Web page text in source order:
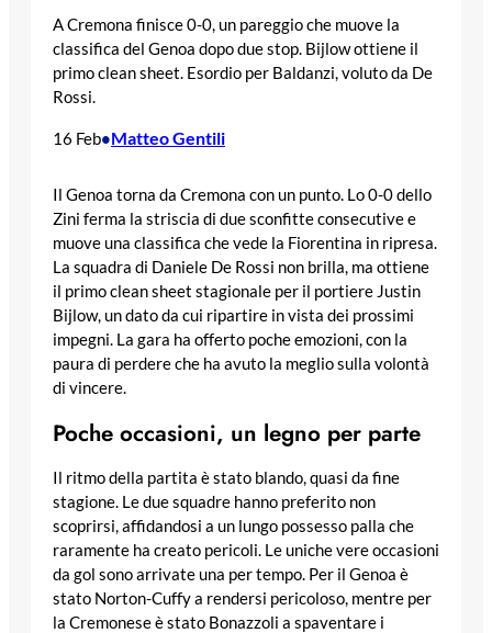
A Cremona finisce 0-0, un pareggio che muove la
classifica del Genoa dopo due stop. Bijlow ottiene il
primo clean sheet. Esordio per Baldanzi, voluto da De
Rossi.
16 Feb•Matteo Gentili
Il Genoa torna da Cremona con un punto. Lo 0-0 dello
Zini ferma la striscia di due sconfitte consecutive e
muove una classifica che vede la Fiorentina in ripresa.
La squadra di Daniele De Rossi non brilla, ma ottiene
il primo clean sheet stagionale per il portiere Justin
Bijlow, un dato da cui ripartire in vista dei prossimi
impegni. La gara ha offerto poche emozioni, con la
paura di perdere che ha avuto la meglio sulla volontà
di vincere.
Poche occasioni, un legno per parte
Il ritmo della partita è stato blando, quasi da fine
stagione. Le due squadre hanno preferito non
scoprirsi, affidandosi a un lungo possesso palla che
raramente ha creato pericoli. Le uniche vere occasioni
da gol sono arrivate una per tempo. Per il Genoa è
stato Norton-Cuffy a rendersi pericoloso, mentre per
la Cremonese è stato Bonazzoli a spaventare i